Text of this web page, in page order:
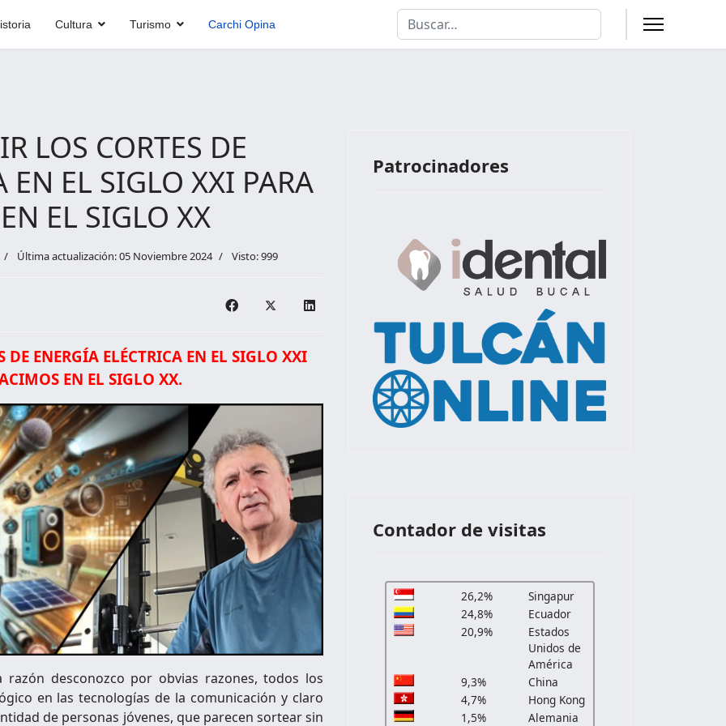
Cultura Turismo Carchi Opina
Buscar
Type 2 or more characters for results.
LOS CORTES DE
EN EL SIGLO XXI PARA
EL SIGLO XX
Última actualización: 05 Noviembre 2024 Visto: 999
ENERGÍA ELÉCTRICA EN EL SIGLO XXI
EN EL SIGLO XX.
desconozco por obvias razones, todos los
en las tecnologías de la comunicación y claro
de personas jóvenes, que parecen sortear sin
Patrocinadores
Contador de visitas
26,2%
Singapur
24,8%
Ecuador
20,9%
Estados
Unidos de
América
9,3%
China
4,7%
Hong Kong
1,5%
Alemania